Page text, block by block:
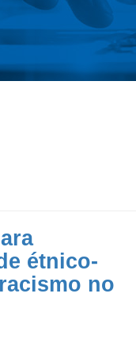
étnico-
no